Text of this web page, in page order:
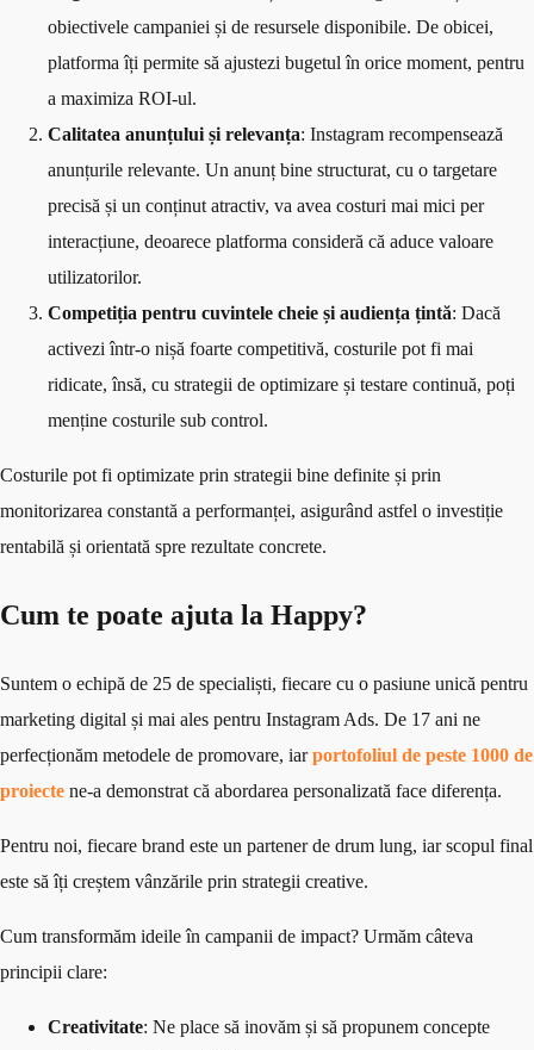
obiectivele campaniei și de resursele disponibile. De obicei,
platforma îți permite să ajustezi bugetul în orice moment, pentru
a maximiza ROI-ul.
Calitatea anunțului și relevanța: Instagram recompensează
anunțurile relevante. Un anunț bine structurat, cu o targetare
precisă și un conținut atractiv, va avea costuri mai mici per
interacțiune, deoarece platforma consideră că aduce valoare
utilizatorilor.
Competiția pentru cuvintele cheie și audiența țintă: Dacă
activezi într-o nișă foarte competitivă, costurile pot fi mai
ridicate, însă, cu strategii de optimizare și testare continuă, poți
menține costurile sub control.
Costurile pot fi optimizate prin strategii bine definite și prin
monitorizarea constantă a performanței, asigurând astfel o investiție
rentabilă și orientată spre rezultate concrete.
Cum te poate ajuta la Happy?
Suntem o echipă de 25 de specialiști, fiecare cu o pasiune unică pentru
marketing digital și mai ales pentru Instagram Ads. De 17 ani ne
perfecționăm metodele de promovare, iarportofoliul de peste 1000 de
proiecte ne-a demonstrat că abordarea personalizată face diferența.
Pentru noi, fiecare brand este un partener de drum lung, iar scopul final
este să îți creștem vânzările prin strategii creative.
Cum transformăm ideile în campanii de impact? Urmăm câteva
principii clare:
Creativitate: Ne place să inovăm și să propunem concepte